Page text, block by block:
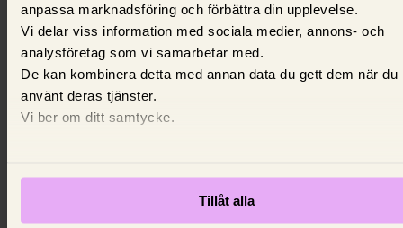
anpassa marknadsföring och förbättra din upplevelse.
Vi delar viss information med sociala medier, annons- och
analysföretag som vi samarbetar med.
De kan kombinera detta med annan data du gett dem när du
använt deras tjänster.
Vi ber om ditt samtycke.
Tillåt alla
Skatt på vinst i aktiebolag – en
omfattande guide
Aktiebolagsbeskattning i ett nötskal.
16 februari 2025,Isabelle Gådin